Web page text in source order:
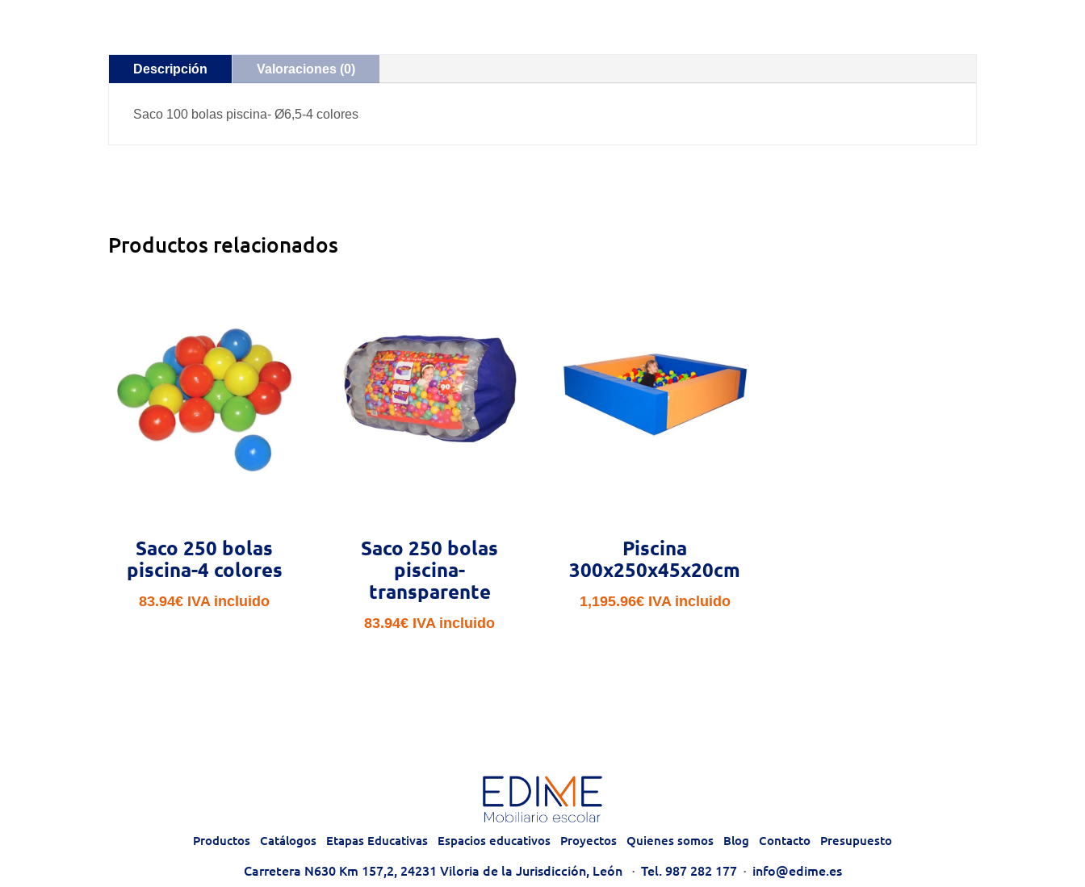
Descripción Valoraciones (0)
Saco 100 bolas piscina- Ø6,5-4 colores
Productos relacionados
Saco 250 bolas
piscina-4 colores
83.94€ IVA incluido
Saco 250 bolas
piscina-
transparente
83.94€ IVA incluido
Piscina
300x250x45x20cm
1,195.96€ IVA incluido
Productos Catálogos Etapas Educativas Espacios educativos Proyectos Quienes somos Blog Contacto Presupuesto
Carretera N630 Km 157,2, 24231 Viloria de la Jurisdicción, León· Tel. 987 282 177· info@edime.es